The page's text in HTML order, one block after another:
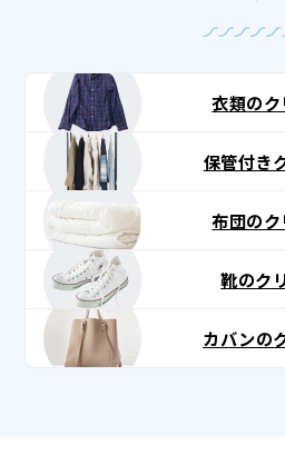
衣類の
保管付き
布団の
靴のク
カバンの